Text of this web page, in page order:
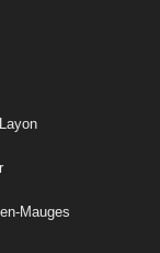
Mauges